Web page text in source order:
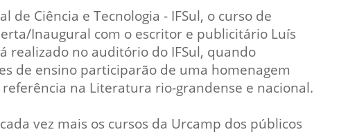
Prova de Proficiência
Manual de TCC
Estruturação de TCC
Calendário
Manual de Segurança
Conosco
Conselho Fiscal -
Ciência e Tecnologia - IFSul, o curso de
Inaugural com o escritor e publicitário Luís
realizado no auditório do IFSul, quando
de ensino participarão de uma homenagem
na Literatura rio-grandense e nacional.
vez mais os cursos da Urcamp dos públicos